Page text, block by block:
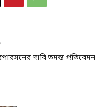
দাবি তদন্ত প্রতিবেদন